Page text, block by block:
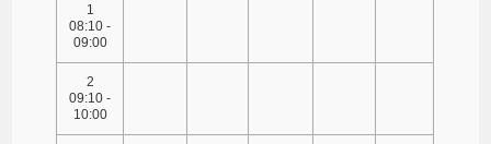
1
08:10 -
09:00
2
09:10 -
10:00